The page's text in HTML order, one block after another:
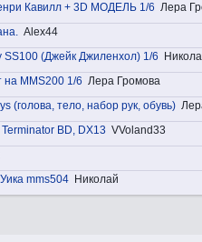
Кавилл + 3D МОДЕЛЬ 1/6 Лера
Alex44
SS100 (Джейк Джиленхол) 1/6
на MMS200 1/6 Лера Громова
(голова, тело, набор рук, обувь)
BD, DX13 VVoland33
mms504 Николай